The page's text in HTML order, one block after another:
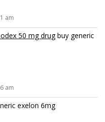
am
50 mg drugbuy generic
am
exelon 6mg